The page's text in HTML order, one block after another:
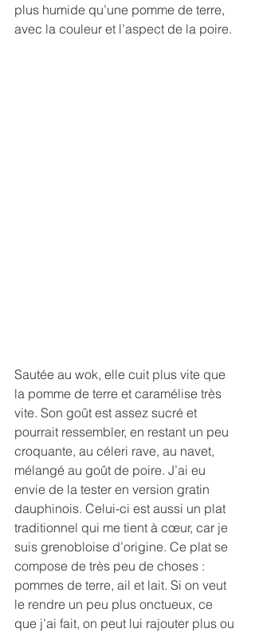
plus humide qu’une pomme de terre,
avec la couleur et l’aspect de la poire.
Sautée au wok, elle cuit plus vite que
la pomme de terre et caramélise très
vite. Son goût est assez sucré et
pourrait ressembler, en restant un peu
croquante, au céleri rave, au navet,
mélangé au goût de poire. J’ai eu
envie de la tester en version gratin
dauphinois. Celui-ci est aussi un plat
traditionnel qui me tient à cœur, car je
suis grenobloise d’origine. Ce plat se
compose de très peu de choses :
pommes de terre, ail et lait. Si on veut
le rendre un peu plus onctueux, ce
que j’ai fait, on peut lui rajouter plus ou